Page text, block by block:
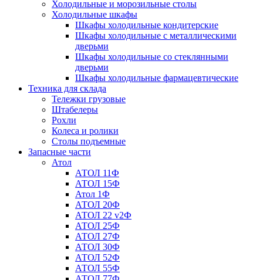
Холодильные и морозильные столы
Холодильные шкафы
Шкафы холодильные кондитерские
Шкафы холодильные с металлическими
дверьми
Шкафы холодильные со стеклянными
дверьми
Шкафы холодильные фармацевтические
Техника для склада
Тележки грузовые
Штабелеры
Рохли
Колеса и ролики
Столы подъемные
Запасные части
Атол
АТОЛ 11Ф
АТОЛ 15Ф
Атол 1Ф
АТОЛ 20Ф
АТОЛ 22 v2Ф
АТОЛ 25Ф
АТОЛ 27Ф
АТОЛ 30Ф
АТОЛ 52Ф
АТОЛ 55Ф